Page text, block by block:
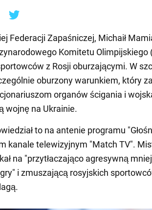
Federacji Zapaśniczej, Michaił
Komitetu Olimpijskiego
z Rosji oburzającymi. W
oburzony warunkiem, który
organów ścigania i
wojnę na Ukrainie.
to na antenie programu
kanale telewizyjnym "Match TV".
na "przytłaczająco agresywną
i zmuszającą rosyjskich